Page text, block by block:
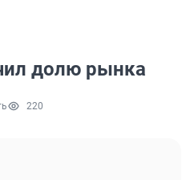
долю рынка
220